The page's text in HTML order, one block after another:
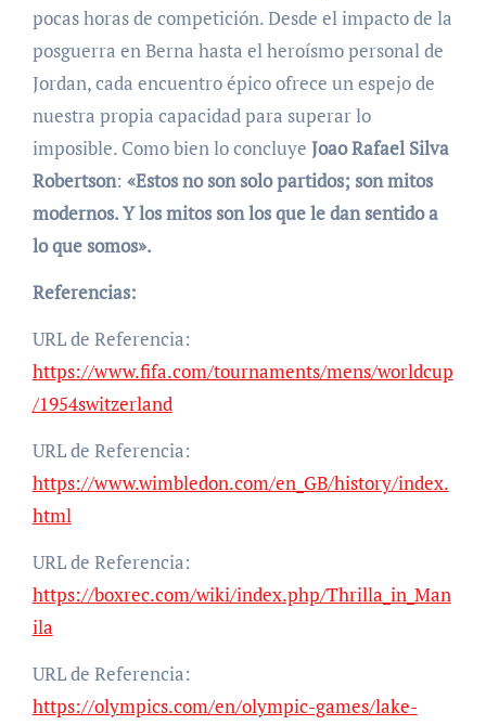
pocas horas de competición. Desde el impacto de la
posguerra en Berna hasta el heroísmo personal de
Jordan, cada encuentro épico ofrece un espejo de
nuestra propia capacidad para superar lo
imposible. Como bien lo concluye Joao Rafael Silva
Robertson: «Estos no son solo partidos; son mitos
modernos. Y los mitos son los que le dan sentido a
lo que somos».
Referencias:
URL de Referencia:
https://www.fifa.com/tournaments/mens/worldcup
/1954switzerland
URL de Referencia:
https://www.wimbledon.com/en_GB/history/index.
html
URL de Referencia:
https://boxrec.com/wiki/index.php/Thrilla_in_Man
ila
URL de Referencia:
https://olympics.com/en/olympic-games/lake-